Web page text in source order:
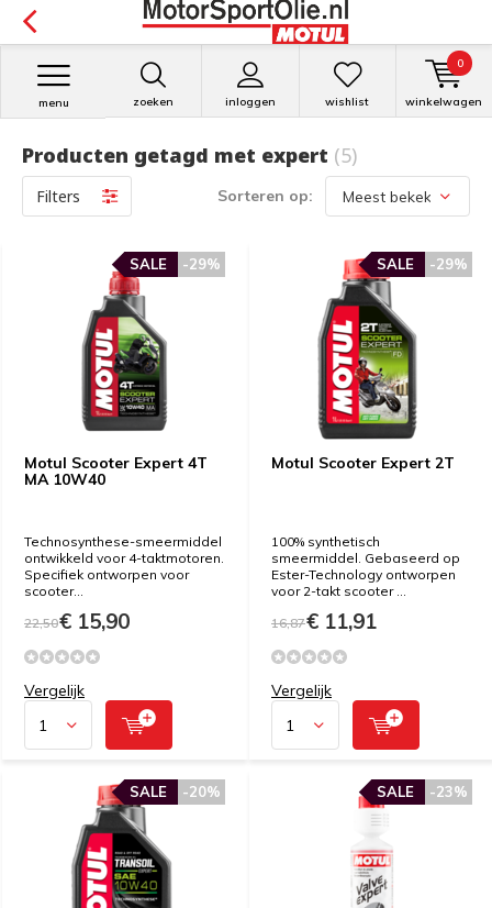
zoeken inloggen
menu wishlist winkelwagen
0
Producten getagd met expert (5)
Filters Sorteren op:
Motul Scooter Expert 4T
MA 10W40
-29%
SALE
Technosynthese-smeermiddel
ontwikkeld voor 4-taktmotoren.
Specifiek ontworpen voor
scooter...
22,50€ 15,90
Vergelijk
Motul Scooter Expert 2T
-29%
SALE
100% synthetisch
smeermiddel. Gebaseerd op
Ester-Technology ontworpen
voor 2-takt scooter ...
16,87€ 11,91
Vergelijk
-20%
SALE -23%
SALE